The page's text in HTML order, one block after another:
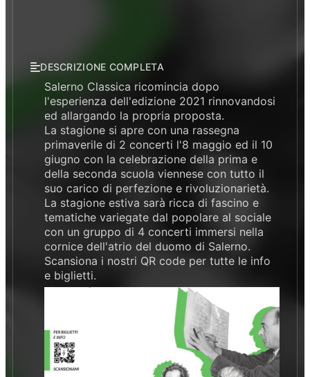
DESCRIZIONE COMPLETA
Salerno Classica ricomincia dopo
l'esperienza dell'edizione 2021 rinnovandosi
ed allargando la propria proposta.
La stagione si apre con una rassegna
primaverile di 2 concerti l'8 maggio ed il 10
giugno con la celebrazione della prima e
della seconda scuola viennese con tutto il
suo carico di perfezione e rivoluzionarietà.
La stagione estiva sarà ricca di fascino e
tematiche variegate dal popolare al sociale
con un gruppo di 4 concerti immersi nella
cornice dell'atrio del duomo di Salerno.
Scansiona i nostri QR code per tutte le info
e biglietti.